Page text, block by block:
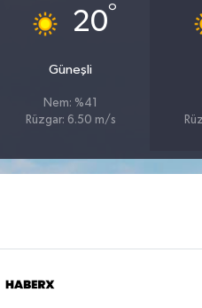
20°
Güneşli
Nem: %41
Rüzgar: 6.50 m/s